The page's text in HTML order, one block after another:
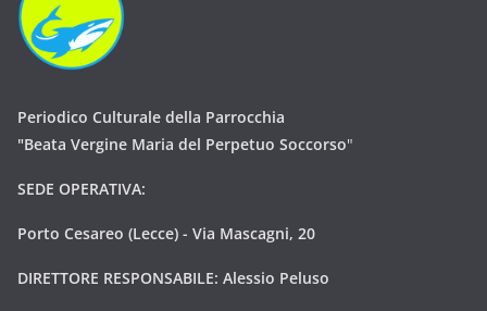
Periodico Culturale della Parrocchia
"Beata Vergine Maria del Perpetuo Soccorso"
SEDE OPERATIVA:
Porto Cesareo (Lecce) - Via Mascagni, 20
DIRETTORE RESPONSABILE: Alessio Peluso